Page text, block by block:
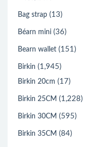
Bag strap (13)
Béarn mini (36)
Bearn wallet (151)
Birkin (1,945)
Birkin 20cm (17)
Birkin 25CM (1,228)
Birkin 30CM (595)
Birkin 35CM (84)